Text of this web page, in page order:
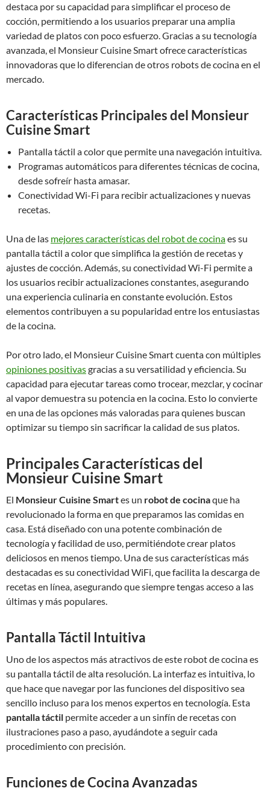
destaca por su capacidad para simplificar el proceso de
cocción, permitiendo a los usuarios preparar una amplia
variedad de platos con poco esfuerzo. Gracias a su tecnología
avanzada, el Monsieur Cuisine Smart ofrece características
innovadoras que lo diferencian de otros robots de cocina en el
mercado.
Características Principales del Monsieur
Cuisine Smart
Pantalla táctil a color que permite una navegación intuitiva.
Programas automáticos para diferentes técnicas de cocina,
desde sofreír hasta amasar.
Conectividad Wi-Fi para recibir actualizaciones y nuevas
recetas.
Una de las mejores características del robot de cocinaes su
pantalla táctil a color que simplifica la gestión de recetas y
ajustes de cocción. Además, su conectividad Wi-Fi permite a
los usuarios recibir actualizaciones constantes, asegurando
una experiencia culinaria en constante evolución. Estos
elementos contribuyen a su popularidad entre los entusiastas
de la cocina.
Por otro lado, el Monsieur Cuisine Smart cuenta con múltiples
opiniones positivasgracias a su versatilidad y eficiencia. Su
capacidad para ejecutar tareas como trocear, mezclar, y cocinar
al vapor demuestra su potencia en la cocina. Esto lo convierte
en una de las opciones más valoradas para quienes buscan
optimizar su tiempo sin sacrificar la calidad de sus platos.
Principales Características del
Monsieur Cuisine Smart
El Monsieur Cuisine Smartes un robot de cocinaque ha
revolucionado la forma en que preparamos las comidas en
casa. Está diseñado con una potente combinación de
tecnología y facilidad de uso, permitiéndote crear platos
deliciosos en menos tiempo. Una de sus características más
destacadas es su conectividad WiFi, que facilita la descarga de
recetas en línea, asegurando que siempre tengas acceso a las
últimas y más populares.
Pantalla Táctil Intuitiva
Uno de los aspectos más atractivos de este robot de cocina es
su pantalla táctil de alta resolución. La interfaz es intuitiva, lo
que hace que navegar por las funciones del dispositivo sea
sencillo incluso para los menos expertos en tecnología. Esta
pantalla táctil permite acceder a un sinfín de recetas con
ilustraciones paso a paso, ayudándote a seguir cada
procedimiento con precisión.
Funciones de Cocina Avanzadas